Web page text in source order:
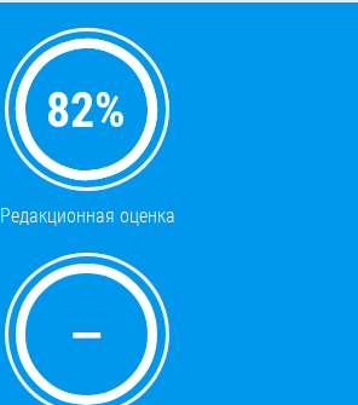
82%
Редакционная оценка
—